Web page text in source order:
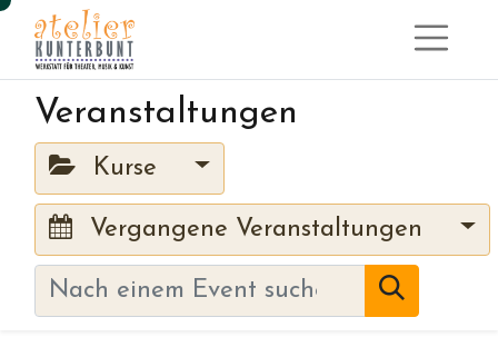
Veranstaltungen
Kurse
Vergangene Veranstaltungen